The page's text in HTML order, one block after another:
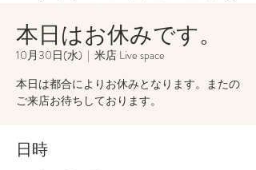
本日はお休みです。
10月30日(水)
  |
米店 Live space
本日は都合によりお休みとなります。またの
ご来店お待ちしております。
日時